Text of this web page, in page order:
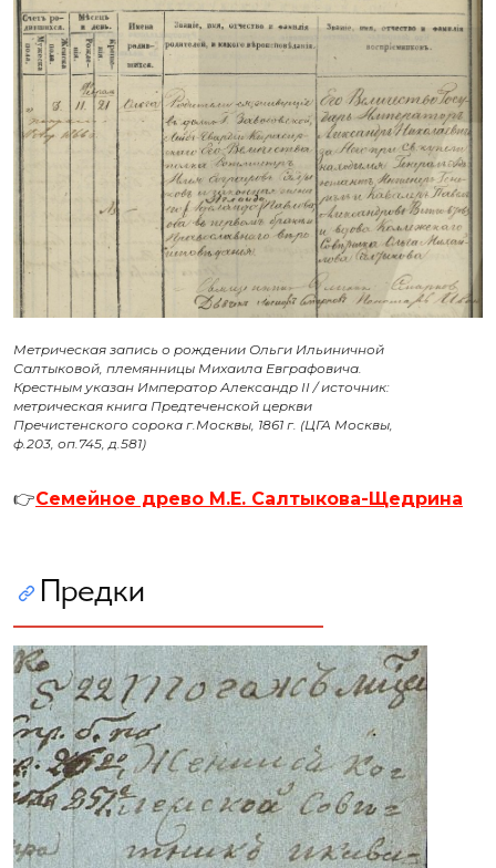
Метрическая запись о рождении Ольги Ильиничной
Салтыковой, племянницы Михаила Евграфовича.
Крестным указан Император Александр II / источник:
метрическая книга Предтеченской церкви
Пречистенского сорока г.Москвы, 1861 г. (ЦГА Москвы,
ф.203, оп.745, д.581)
👉Семейное древо М.Е. Салтыкова-Щедрина
Предки